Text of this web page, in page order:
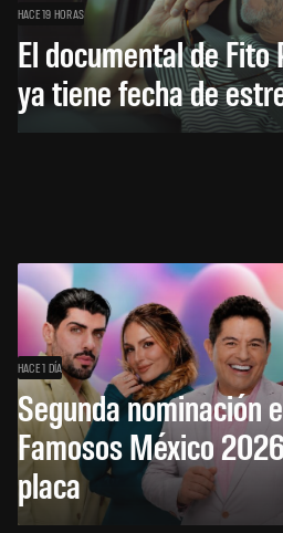
HACE 19 HORAS
El documental de
ya tiene fecha de
HACE 1 DÍA
Segunda nominación
Famosos México
placa